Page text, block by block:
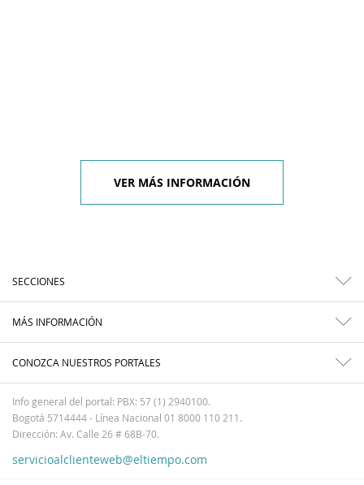
VER MÁS INFORMACIÓN
SECCIONES
MÁS INFORMACIÓN
CONOZCA NUESTROS PORTALES
Info general del portal: PBX: 57 (1) 2940100.
Bogotá 5714444 - Línea Nacional 01 8000 110 211.
Dirección: Av. Calle 26 # 68B-70.
servicioalclienteweb@eltiempo.com